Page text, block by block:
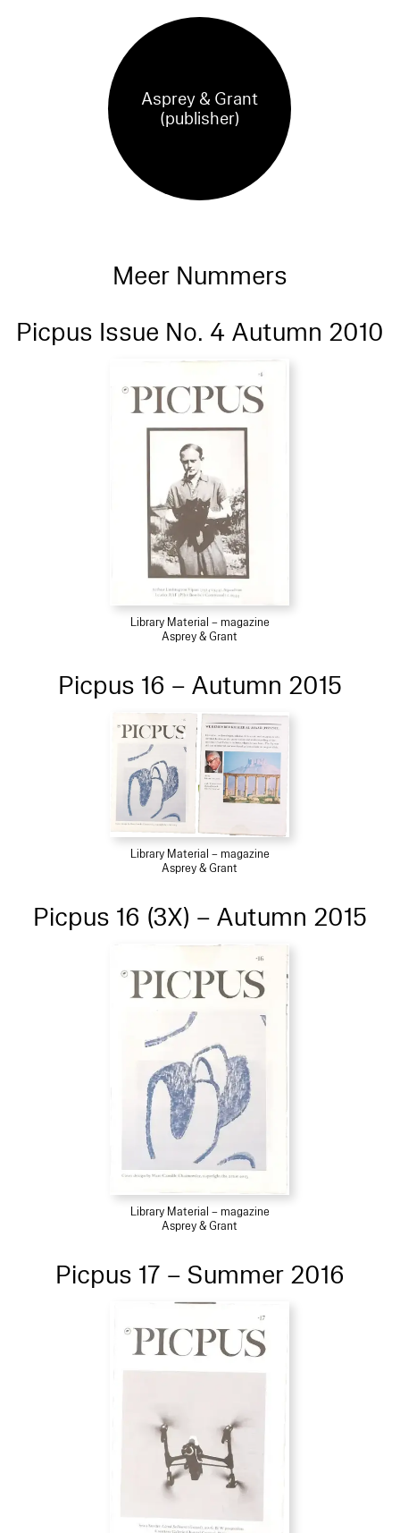
Asprey & Grant
(publisher)
Meer Nummers
Picpus Issue No. 4 Autumn 2010
Library Material – magazine
Asprey & Grant
Picpus 16 – Autumn 2015
Library Material – magazine
Asprey & Grant
Picpus 16 (3X) – Autumn 2015
Library Material – magazine
Asprey & Grant
Picpus 17 – Summer 2016